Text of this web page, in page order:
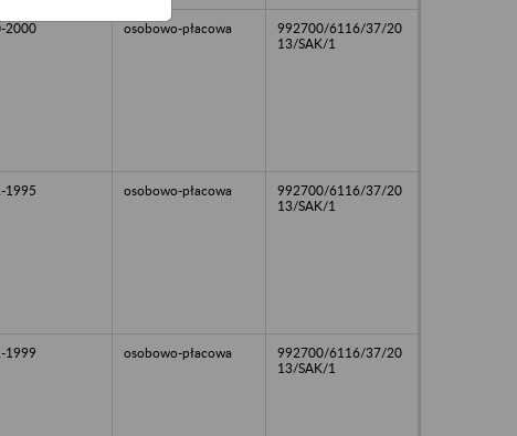
2000 osobowo-płacowa
992700/6116/37/20
13/SAK/1
1995 osobowo-płacowa
992700/6116/37/20
13/SAK/1
1999 osobowo-płacowa
992700/6116/37/20
13/SAK/1